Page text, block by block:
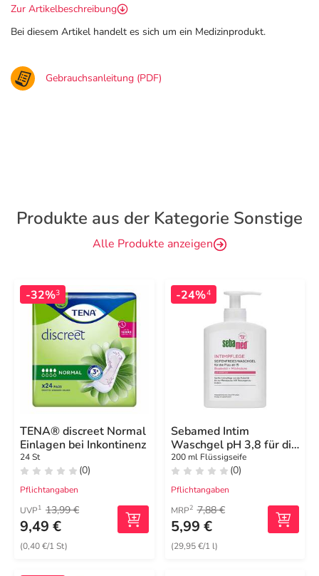
Zur Artikelbeschreibung
Bei diesem Artikel handelt es sich um ein Medizinprodukt.
Gebrauchsanleitung (PDF)
Produkte aus der Kategorie Sonstige
Alle Produkte anzeigen
-32%3
TENA® discreet Normal
Einlagen bei Inkontinenz
24 St
(0)
Pflichtangaben
UVP1 13,99 €
9,49 €
(0,40 €/1 St)
-24%4
Sebamed Intim
Waschgel pH 3,8 für die
junge Frau
200 ml Flüssigseife
(0)
Pflichtangaben
MRP2 7,88 €
5,99 €
(29,95 €/1 l)